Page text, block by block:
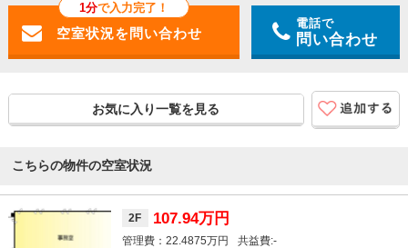
1分で入力完了！
電話で
問い合わせ
お気に入り一覧を見る
こちらの物件の空室状況
2F 107.94万円
22.4875万円 -